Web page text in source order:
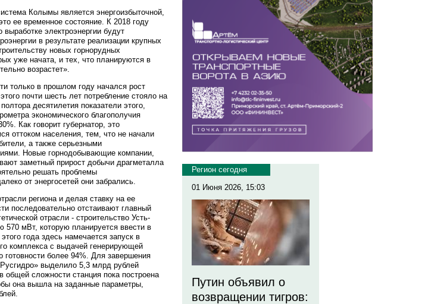
Колымы является энергоизбыточной,
ее временное состояние. К 2018 году
электроэнергии будут
в результате реализации крупных
новых горнорудных
уже начата, и тех, что планируются в
возрастет».
только в прошлом году начался рост
почти шесть лет потребление стояло на
десятилетия показатели этого,
экономического благополучия
Как говорит губернатор, это
оттоком населения, тем, что не начали
а также серьезными
Новые горнодобывающие компании,
заметный прирост добычи драгметалла
решать проблемы
от энергосетей они забрались.
региона и делая ставку на ее
последовательно отстаивают главный
отрасли - строительство Усть-
мВт, которую планируется ввести в
года здесь намечается запуск в
комплекса с выдачей генерирующей
более 94%. Для завершения
выделило 5,3 млрд рублей
общей сложности станция пока построена
она вышла на заданные параметры,
Регион сегодня
01 Июня 2026, 15:03
Путин объявил о
возвращении тигров: